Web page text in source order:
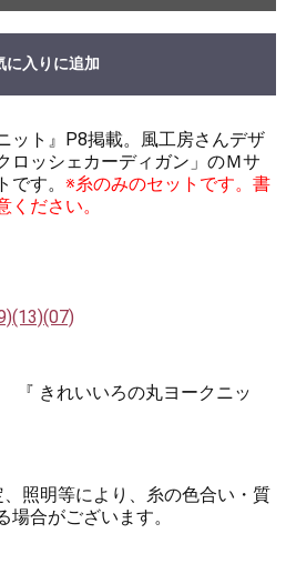
に入りに追加
ット』P8掲載。風工房さんデザ
ロッシェカーディガン」のＭサ
す。 ※糸のみのセットです。書
ださい。
『 きれいいろの丸ヨークニッ
照明等により、糸の色合い・質
合がございます。